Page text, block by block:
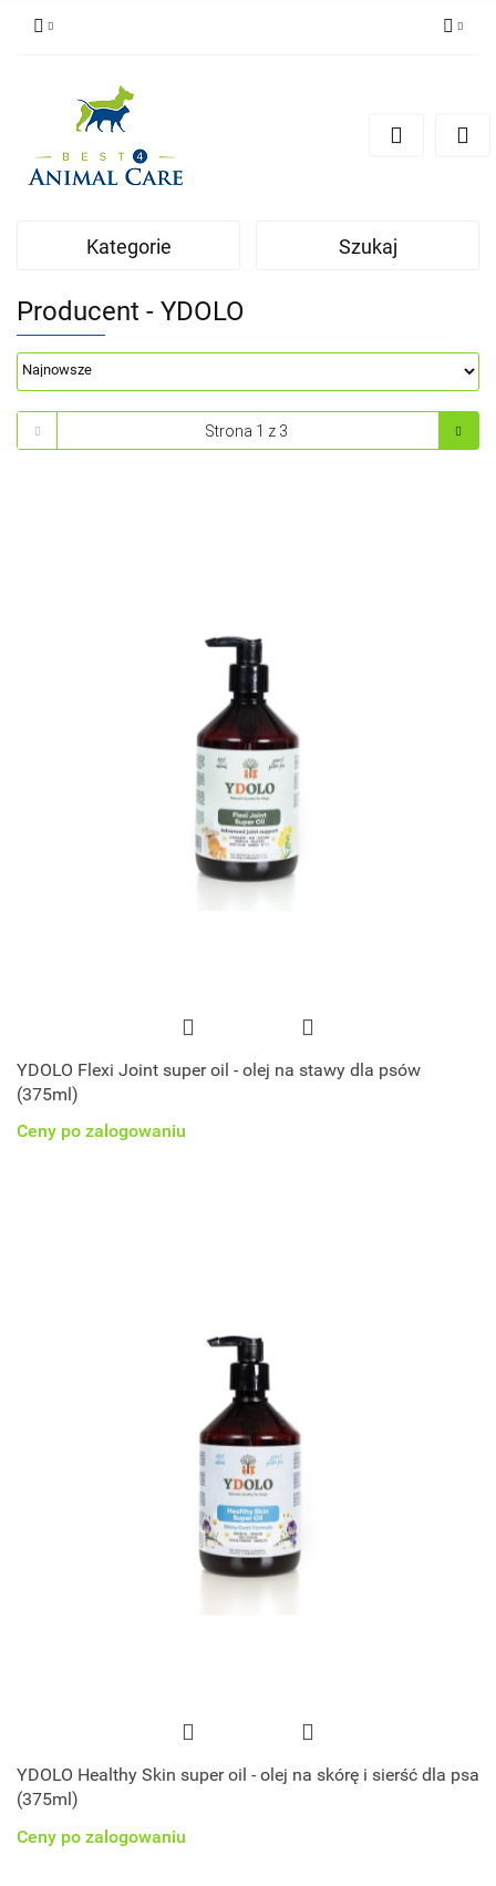
Kategorie Szukaj
Producent - YDOLO
YDOLO Flexi Joint super oil - olej na stawy dla psów
(375ml)
Ceny po zalogowaniu
YDOLO Healthy Skin super oil - olej na skórę i sierść dla psa
(375ml)
Ceny po zalogowaniu